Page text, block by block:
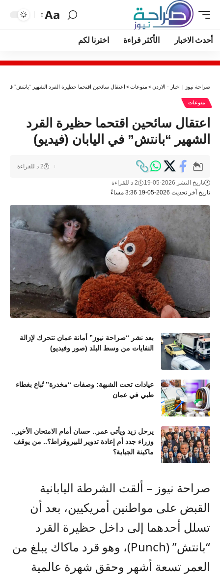
Aa
أحدث الاخبار الأكثر قراءة اخترنا لكم
صراحة نيوز | اخبار - الاردن> منوعات> اعتقال سائحين اقتحما حظيرة القرد الشهير “بانتش” في
منوعات
اعتقال سائحين اقتحما حظيرة القرد
الشهير “بانتش” في اليابان (فيديو)
تاريخ آخر تحديث 2026-05-19 3:36 مساءً
تاريخ النشر 2026-05-19 2 د للقراءة
2 د للقراءة
بعد نشر “صراحة نيوز” أمانة عمان تتحرك لإزالة
النفايات من وسط البلد (صور وفيديو)
عيادات تحت الشبهة: وصفات “مخدرة” تُباع بغطاء
طبي في عمان
يرحل زيد ويأتي عمر.. حسان أمام الامتحان الأخير..
وزراء جدد أم إعادة تدوير للبيروقراط؟.. من يوقف
ماكينة الجباية؟
صراحة نيوز – ألقت الشرطة اليابانية
القبض على مواطنين أمريكيين، بعد أن
تسلل أحدهما إلى داخل حظيرة القرد
“بانتش” (Punch)، وهو قرد ماكاك يبلغ من
العمر تسعة أشهر وحقق شهرة عالمية